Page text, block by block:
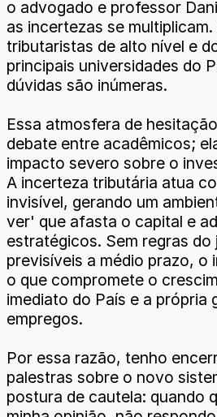
o advogado e professor
as incertezas se
tributaristas de alto nível e
principais universidades do
dúvidas são inúmeras.
Essa atmosfera de
debate entre acadêmicos;
impacto severo sobre o
A incerteza tributária atua
invisível, gerando um
ver' que afasta o capital e
estratégicos. Sem regras do
previsíveis a médio prazo, o
o que compromete o
imediato do País e a própria
empregos.
Por essa razão, tenho
palestras sobre o novo
postura de cautela: quando